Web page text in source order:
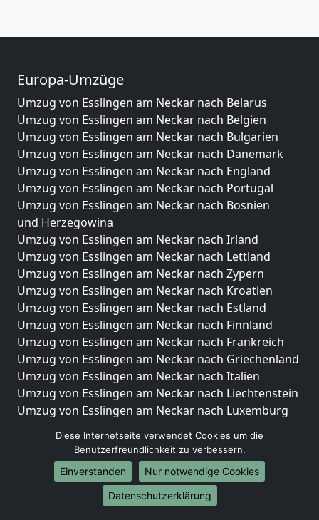
Europa-Umzüge
Umzug von Esslingen am Neckar nach Belarus
Umzug von Esslingen am Neckar nach Belgien
Umzug von Esslingen am Neckar nach Bulgarien
Umzug von Esslingen am Neckar nach Dänemark
Umzug von Esslingen am Neckar nach England
Umzug von Esslingen am Neckar nach Portugal
Umzug von Esslingen am Neckar nach Bosnien
und Herzegowina
Umzug von Esslingen am Neckar nach Irland
Umzug von Esslingen am Neckar nach Lettland
Umzug von Esslingen am Neckar nach Zypern
Umzug von Esslingen am Neckar nach Kroatien
Umzug von Esslingen am Neckar nach Estland
Umzug von Esslingen am Neckar nach Finnland
Umzug von Esslingen am Neckar nach Frankreich
Umzug von Esslingen am Neckar nach Griechenland
Umzug von Esslingen am Neckar nach Italien
Umzug von Esslingen am Neckar nach Liechtenstein
Umzug von Esslingen am Neckar nach Luxemburg
Umzug von Esslingen am Neckar nach Norwegen
Umzüge-Deutschlandweit
Umzug von Esslingen am Neckar nach Berlin
Diese Internetseite verwendet Cookies um die
Benutzerfreundlichkeit zu verbessern.
Einverstanden
Nur notwendige Cookies
Datenschutzerklärung